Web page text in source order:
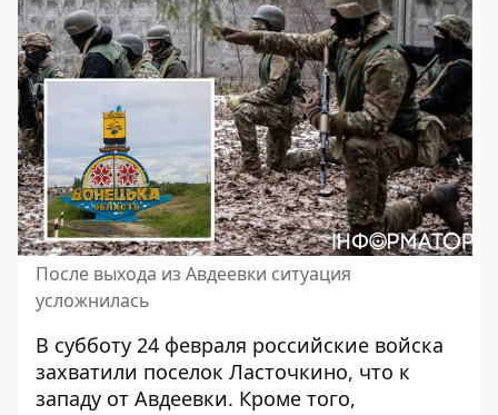
После выхода из Авдеевки ситуация
усложнилась
В субботу 24 февраля российские войска
захватили поселок Ласточкино, что к
западу от Авдеевки. Кроме того,